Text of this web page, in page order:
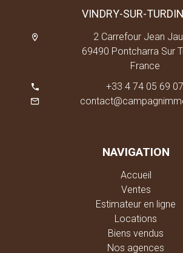
VINDRY-SUR-
2 Carrefour Jean
69490 Pontcharra Sur
France
+33 4 74 05 69 07
NAVIGATION
Accueil
Ventes
Estimateur en ligne
Locations
Biens vendus
Nos agences